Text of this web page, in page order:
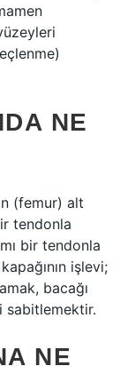
NE
(femur) alt
tendonla
bir tendonla
işlevi;
bacağı
sabitlemektir.
NE